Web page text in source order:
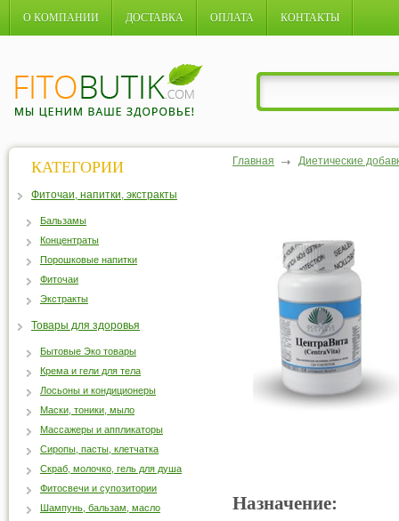
О КОМПАНИИ ДОСТАВКА ОПЛАТА КОНТАКТЫ
Главная Диетические
Назначение:
КАТЕГОРИИ
Фиточаи, напитки, экстракты
Бальзамы
Концентраты
Порошковые напитки
Фиточаи
Экстракты
Товары для здоровья
Бытовые Эко товары
Крема и гели для тела
Лосьоны и кондиционеры
Маски, тоники, мыло
Массажеры и аппликаторы
Сиропы, пасты, клетчатка
Скраб, молочко, гель для душа
Фитосвечи и супозитории
Шампунь, бальзам, масло